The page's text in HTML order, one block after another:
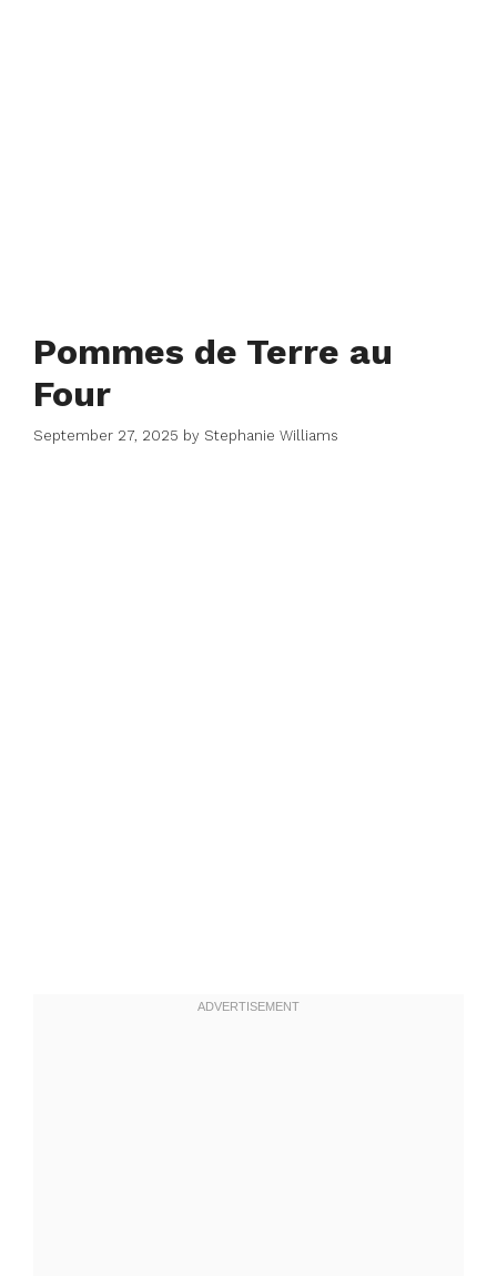
Pommes de Terre au
Four
September 27, 2025 by Stephanie Williams